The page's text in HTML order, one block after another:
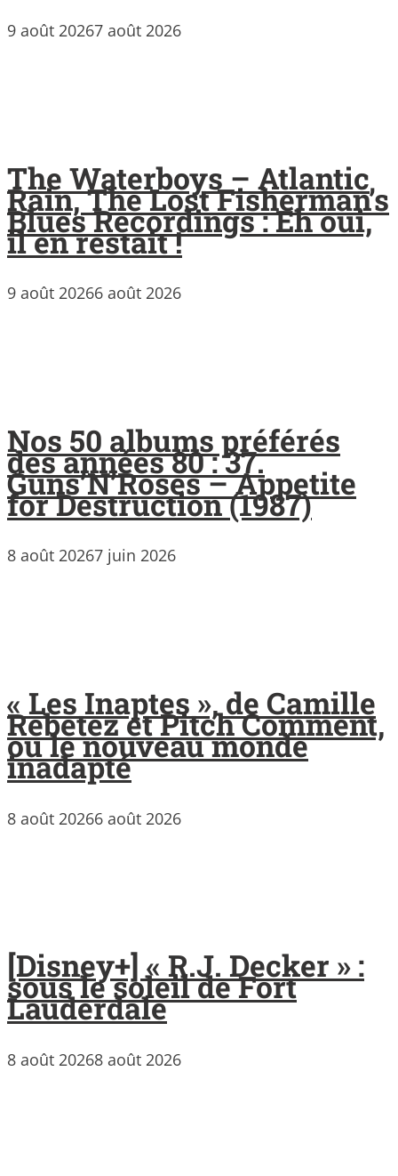
9 août 20267 août 2026
The Waterboys – Atlantic
Rain, The Lost Fisherman’s
Blues Recordings : Eh oui,
il en restait !
9 août 20266 août 2026
Nos 50 albums préférés
des années 80 : 37.
Guns’N’Roses – Appetite
for Destruction (1987)
8 août 20267 juin 2026
« Les Inaptes », de Camille
Rebetez et Pitch Comment,
ou le nouveau monde
inadapté
8 août 20266 août 2026
[Disney+] « R.J. Decker » :
sous le soleil de Fort
Lauderdale
8 août 20268 août 2026